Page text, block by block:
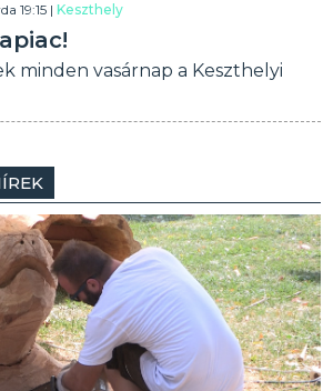
19:15 |Keszthely
minden vasárnap a Keszthelyi